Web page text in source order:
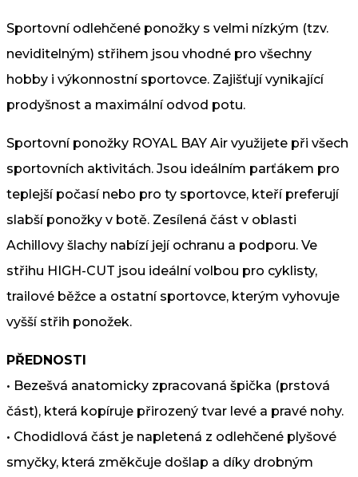
Sportovní odlehčené ponožky s velmi nízkým (tzv.
neviditelným) střihem jsou vhodné pro všechny
hobby i výkonnostní sportovce. Zajišťují vynikající
prodyšnost a maximální odvod potu.
Sportovní ponožky ROYAL BAY Air využijete při všech
sportovních aktivitách. Jsou ideálním parťákem pro
teplejší počasí nebo pro ty sportovce, kteří preferují
slabší ponožky v botě. Zesílená část v oblasti
Achillovy šlachy nabízí její ochranu a podporu. Ve
střihu HIGH-CUT jsou ideální volbou pro cyklisty,
trailové běžce a ostatní sportovce, kterým vyhovuje
vyšší střih ponožek.
PŘEDNOSTI
• Bezešvá anatomicky zpracovaná špička (prstová
část), která kopíruje přirozený tvar levé a pravé nohy.
• Chodidlová část je napletená z odlehčené plyšové
smyčky, která změkčuje došlap a díky drobným